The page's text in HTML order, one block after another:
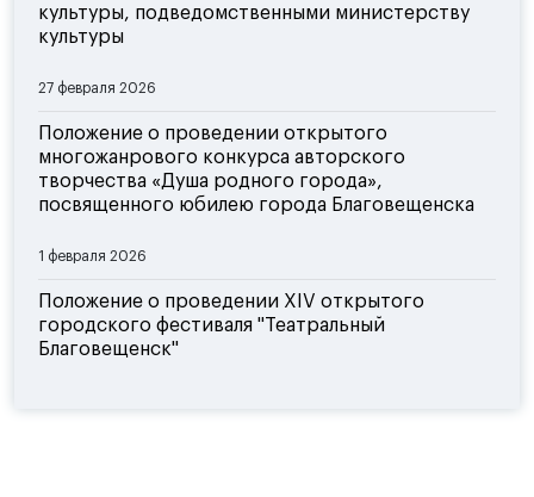
культуры, подведомственными министерству
культуры
27 февраля 2026
Положение о проведении открытого
многожанрового конкурса авторского
творчества «Душа родного города»,
посвященного юбилею города Благовещенска
1 февраля 2026
Положение о проведении XIV открытого
городского фестиваля "Театральный
Благовещенск"